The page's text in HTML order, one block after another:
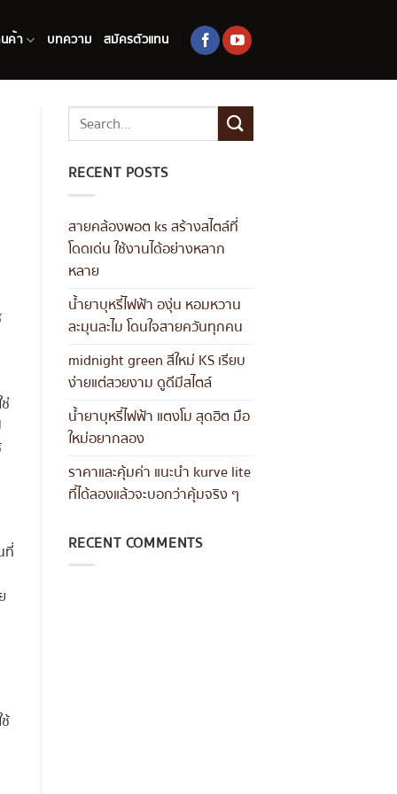
ค้า บทความ สมัครตัวแทน
ที่
RECENT POSTS
สายคล้องพอต ks สร้างสไตล์ที่
โดดเด่น ใช้งานได้อย่างหลาก
หลาย
น้ำยาบุหรี่ไฟฟ้า องุ่น หอมหวาน
ละมุนละไม โดนใจสายควันทุกคน
midnight green สีใหม่ KS เรียบ
ง่ายแต่สวยงาม ดูดีมีสไตล์
น้ำยาบุหรี่ไฟฟ้า แตงโม สุดฮิต มือ
ใหม่อยากลอง
ราคาและคุ้มค่า แนะนำ kurve lite
ที่ได้ลองแล้วจะบอกว่าคุ้มจริง ๆ
RECENT COMMENTS